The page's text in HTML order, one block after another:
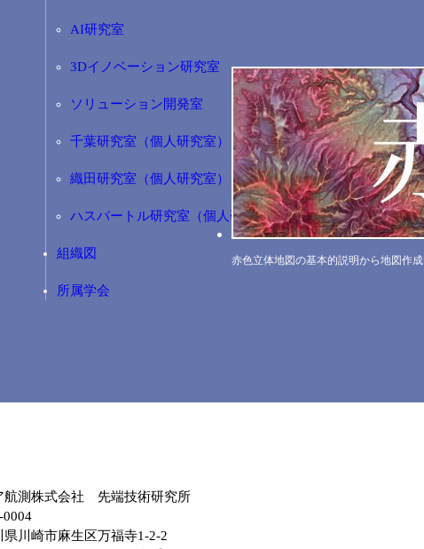
AI研究室
3Dイノベーション研究室
ソリューション開発室
千葉研究室（個人研究室）
織田研究室（個人研究室）
ハスバートル研究室（個人研究室）
組織図
所属学会
赤色立体地図の基本的説明から地図作
航測株式会社 先端技術研究所
0004
県川崎市麻生区万福寺1-2-2